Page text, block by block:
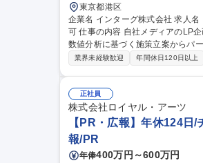
東京都港区
企業名 インターグ株式会社 求人名 【六本木】未経験OK/自社メディアのWebマーケター/家賃補助5万円/リモート
可 仕事の内容 自社メディアのLP企画・改善、広告運用、パートナー開発に関する法人営業を一気通貫でお任せ。
数値分析に基づく施策立案からパ
境です。 ◇自社メディアの企画/改善（コンテンツの企画や画像/文章の作成） ◇広告運用（検索広告／ディスプ
ど 【入社後の流れ】 ＜先輩メン
運用に関する知識・スキルを教えます。総
未経験OK/自社メディアのWebマ
業界未経験歓迎 年間休日120日以上
正社員
株式会社ロイヤル・アーツ
【PR・広報】年休124日
報/PR
年俸400万円～600万円